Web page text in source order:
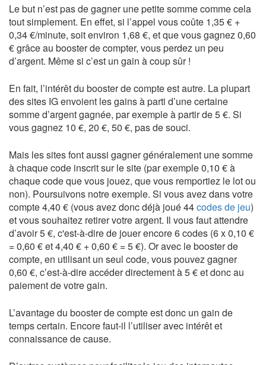
Le but n’est pas de gagner une petite somme comme cela
tout simplement. En effet, si l’appel vous coûte 1,35 € +
0,34 €/minute, soit environ 1,68 €, et que vous gagnez 0,60
€ grâce au booster de compter, vous perdez un peu
d’argent. Même si c’est un gain à coup sûr !
En fait, l’intérêt du booster de compte est autre. La plupart
des sites IG envoient les gains à parti d’une certaine
somme d’argent gagnée, par exemple à partir de 5 €. Si
vous gagnez 10 €, 20 €, 50 €, pas de souci.
Mais les sites font aussi gagner généralement une somme
à chaque code inscrit sur le site (par exemple 0,10 € à
chaque code que vous jouez, que vous remportiez le lot ou
non). Poursuivons notre exemple. Si vous avez dans votre
compte 4,40 € (vous avez donc déjà joué 44codes de jeu)
et vous souhaitez retirer votre argent. Il vous faut attendre
d’avoir 5 €, c'est-à-dire de jouer encore 6 codes (6 x 0,10 €
= 0,60 € et 4,40 € + 0,60 € = 5 €). Or avec le booster de
compte, en utilisant un seul code, vous pouvez gagner
0,60 €, c’est-à-dire accéder directement à 5 € et donc au
paiement de votre gain.
L’avantage du booster de compte est donc un gain de
temps certain. Encore faut-il l’utiliser avec intérêt et
connaissance de cause.